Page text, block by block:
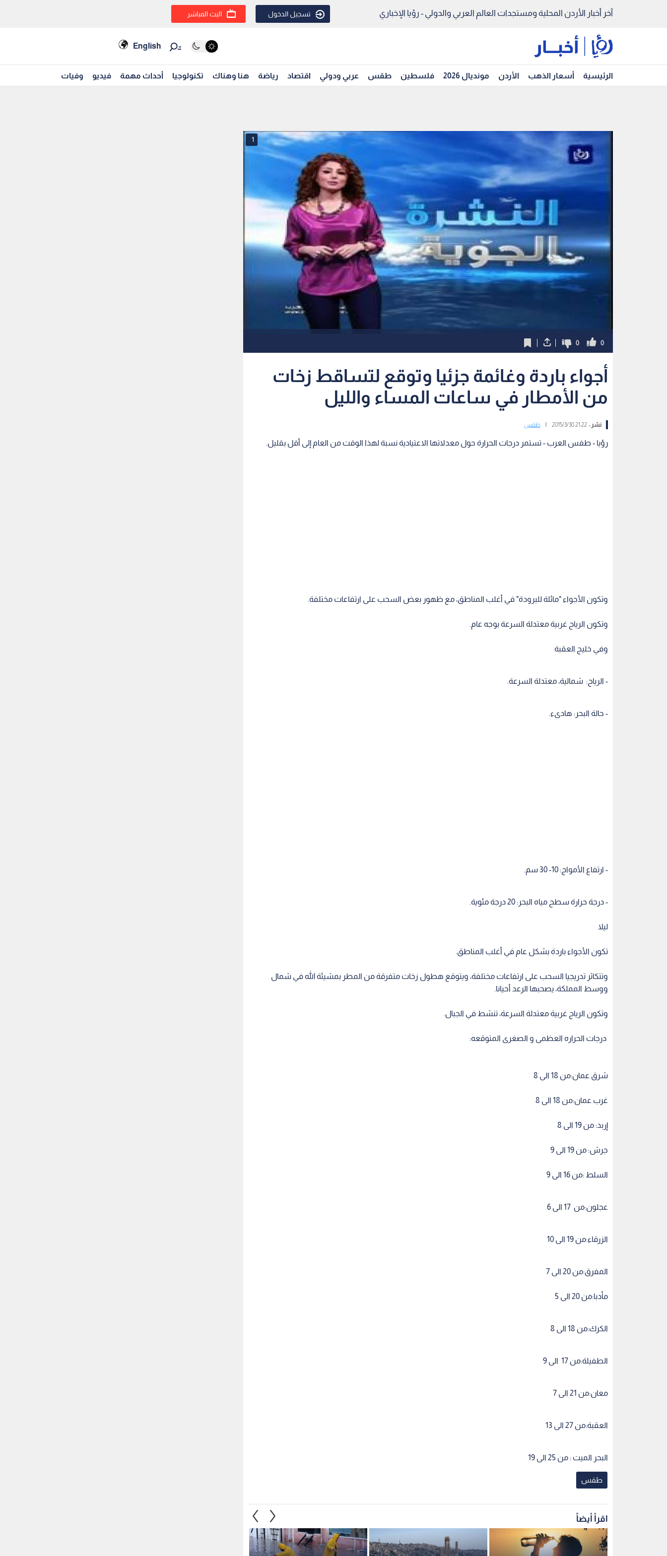
آخر أخبار الأردن المحلية ومستجدات العالم العربي والدولي - رؤيا الإخباري تسجيل الدخول البث المباشر
English
الرئيسية أسعار الذهب الأردن مونديال 2026 فلسطين طقس عربي ودولي اقتصاد رياضة هنا وهناك تكنولوجيا أحداث مهمة فيديو وفيات
1
0
0
أجواء باردة وغائمة جزئيا وتوقع لتساقط زخات
من الأمطار في ساعات المساء والليل
نشر :21:22 2015/3/30 طقس
رؤيا - طفس العرب - تستمر درجات الحرارة حول معدلاتها الاعتيادية نسبة لهذا الوقت من العام إلى أقل بقليل.
وتكون الأجواء "مائلة للبرودة" في أغلب المناطق، مع ظهور بعض السحب على ارتفاعات مختلفة.
وتكون الرياح غربية معتدلة السرعة بوجه عام.
وفي خليج العقبة
- الرياح: شمالية، معتدلة السرعة.
- حالة البحر: هادىء.
- ارتفاع الأمواج: 10- 30 سم.
- درجة حرارة سطح مياه البحر: 20 درجة مئوية.
ليلا
تكون الأجواء باردة بشكل عام في أغلب المناطق.
وتتكاثر تدريجيا السحب على ارتفاعات مختلفة، ويتوقع هطول زخات متفرقة من المطر بمشيئة الله في شمال
ووسط المملكة، يصحبها الرعد أحيانا.
وتكون الرياح غربية معتدلة السرعة، تنشط في الجبال.
درجات الحراره العظمى و الصغرى المتوقعه:
شرق عمان:من 18 الى 8
غرب عمان:من 18 الى 8
إربد: من 19 الى 8
جرش: من 19 الى 9
السلط :من 16 الى 9
عجلون:من 17 الى 6
الزرقاء:من 19 الى 10
المفرق:من 20 الى 7
مأدبا:من 20 الى 5
الكرك:من 18 الى 8
الطفيلة:من 17 الى 9
معان:من 21 الى 7
العقبة:من 27 الى 13
البحر الميت : من 25 الى 19
طقس
اقرأ أيضاً